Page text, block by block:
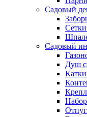
Садовый
Садовый
Душ
Катки